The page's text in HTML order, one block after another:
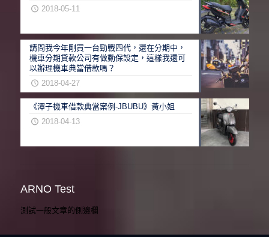
2018-05-11
請問我今年剛買一台勁戰四代，還在分期中，
機車分期貸款公司有做動保設定，這樣我還可
以辦理機車典當借款嗎？
2018-04-27
《潭子機車借款典當案例-JBUBU》黃小姐
2018-04-13
ARNO Test
測試一般文章的側邊欄